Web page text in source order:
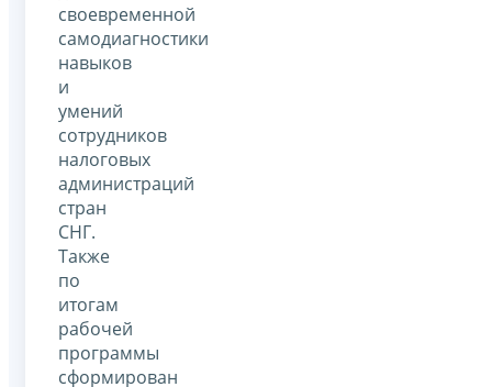
своевременной
самодиагностики
навыков
и
умений
сотрудников
налоговых
администраций
стран
СНГ.
Также
по
итогам
рабочей
программы
сформирован